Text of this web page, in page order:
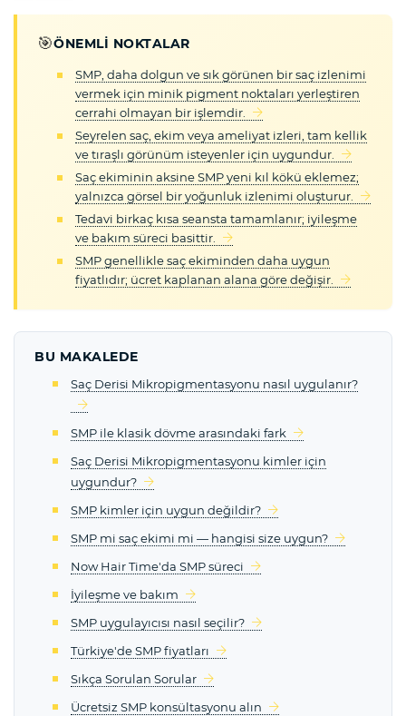
🎯ÖNEMLI NOKTALAR
SMP, daha dolgun ve sık görünen bir saç izlenimi
vermek için minik pigment noktaları yerleştiren
cerrahi olmayan bir işlemdir.
Seyrelen saç, ekim veya ameliyat izleri, tam kellik
ve tıraşlı görünüm isteyenler için uygundur.
Saç ekiminin aksine SMP yeni kıl kökü eklemez;
yalnızca görsel bir yoğunluk izlenimi oluşturur.
Tedavi birkaç kısa seansta tamamlanır; iyileşme
ve bakım süreci basittir.
SMP genellikle saç ekiminden daha uygun
fiyatlıdır; ücret kaplanan alana göre değişir.
BU MAKALEDE
Saç Derisi Mikropigmentasyonu nasıl uygulanır?
SMP ile klasik dövme arasındaki fark
Saç Derisi Mikropigmentasyonu kimler için
uygundur?
SMP kimler için uygun değildir?
SMP mi saç ekimi mi — hangisi size uygun?
Now Hair Time'da SMP süreci
İyileşme ve bakım
SMP uygulayıcısı nasıl seçilir?
Türkiye'de SMP fiyatları
Sıkça Sorulan Sorular
Ücretsiz SMP konsültasyonu alın